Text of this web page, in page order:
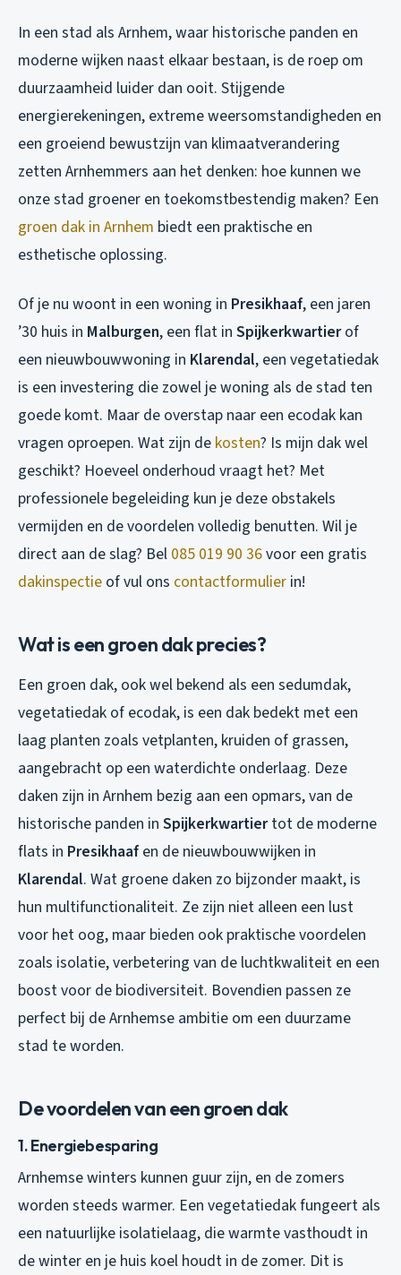
In een stad als Arnhem, waar historische panden en
moderne wijken naast elkaar bestaan, is de roep om
duurzaamheid luider dan ooit. Stijgende
energierekeningen, extreme weersomstandigheden en
een groeiend bewustzijn van klimaatverandering
zetten Arnhemmers aan het denken: hoe kunnen we
onze stad groener en toekomstbestendig maken? Een
groen dak in Arnhem biedt een praktische en
esthetische oplossing.
Of je nu woont in een woning in Presikhaaf, een jaren
’30 huis in Malburgen, een flat in Spijkerkwartierof
een nieuwbouwwoning in Klarendal, een vegetatiedak
is een investering die zowel je woning als de stad ten
goede komt. Maar de overstap naar een ecodak kan
vragen oproepen. Wat zijn de kosten? Is mijn dak wel
geschikt? Hoeveel onderhoud vraagt het? Met
professionele begeleiding kun je deze obstakels
vermijden en de voordelen volledig benutten. Wil je
direct aan de slag? Bel 085 019 90 36voor een gratis
dakinspectie of vul ons contactformulier in!
Wat is een groen dak precies?
Een groen dak, ook wel bekend als een sedumdak,
vegetatiedak of ecodak, is een dak bedekt met een
laag planten zoals vetplanten, kruiden of grassen,
aangebracht op een waterdichte onderlaag. Deze
daken zijn in Arnhem bezig aan een opmars, van de
historische panden in Spijkerkwartiertot de moderne
flats in Presikhaafen de nieuwbouwwijken in
Klarendal. Wat groene daken zo bijzonder maakt, is
hun multifunctionaliteit. Ze zijn niet alleen een lust
voor het oog, maar bieden ook praktische voordelen
zoals isolatie, verbetering van de luchtkwaliteit en een
boost voor de biodiversiteit. Bovendien passen ze
perfect bij de Arnhemse ambitie om een duurzame
stad te worden.
De voordelen van een groen dak
1. Energiebesparing
Arnhemse winters kunnen guur zijn, en de zomers
worden steeds warmer. Een vegetatiedak fungeert als
een natuurlijke isolatielaag, die warmte vasthoudt in
de winter en je huis koel houdt in de zomer. Dit is